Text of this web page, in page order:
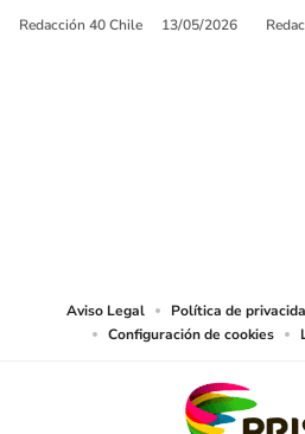
Redacción 40 Chile 13/05/2026
Aviso Legal Política de
Configuración de cookies